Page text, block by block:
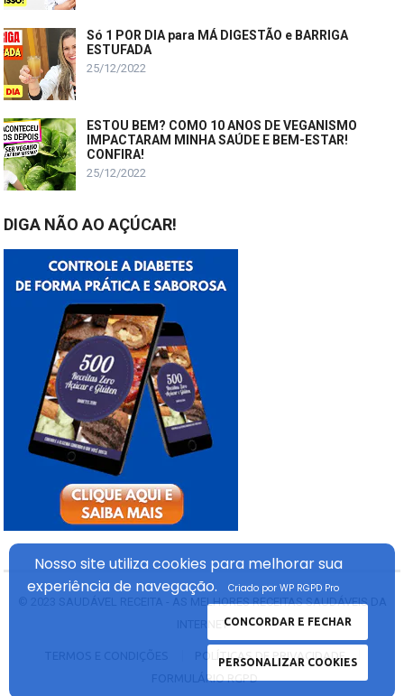
Só 1 POR DIA para MÁ DIGESTÃO e BARRIGA
ESTUFADA
25/12/2022
ESTOU BEM? COMO 10 ANOS DE VEGANISMO
IMPACTARAM MINHA SAÚDE E BEM-ESTAR!
CONFIRA!
25/12/2022
DIGA NÃO AO AÇÚCAR!
SAUDÁVEL RECEITA - AS MELHORES RECEITAS SAUDÁVEIS DA
INTERNET
FORMULÁRIO RGPD
Nosso site utiliza cookies para melhorar sua
experiênciade navegação.
CONCORDAR E FECHAR
PERSONALIZAR COOKIES
Criado por WP RGPD Pro